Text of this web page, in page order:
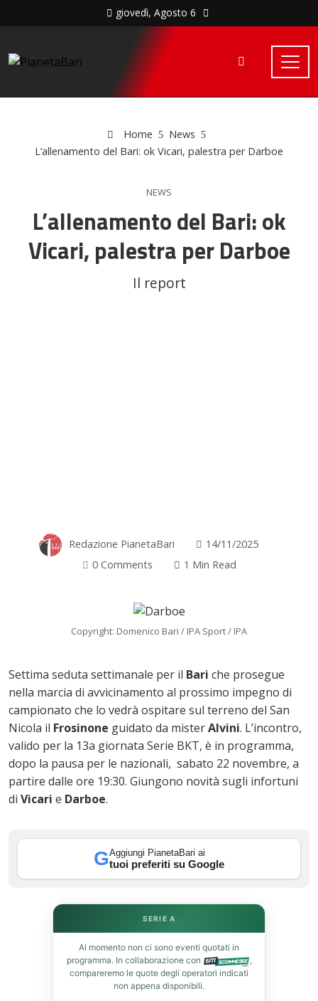
giovedì, Agosto 6
Home
News
L’allenamento del Bari: ok Vicari, palestra per Darboe
NEWS
L’allenamento del Bari: ok
Vicari, palestra per Darboe
Il report
Redazione PianetaBari
14/11/2025
0 Comments
1 Min Read
Copyright: Domenico Bari / IPA Sport / IPA
Settima seduta settimanale per il Bari che prosegue
nella marcia di avvicinamento al prossimo impegno di
campionato che lo vedrà ospitare sul terreno del San
Nicola il Frosinone guidato da misterAlvini. L’incontro,
valido per la 13a giornata Serie BKT, è in programma,
dopo la pausa per le nazionali, sabato 22 novembre, a
partire dalle ore 19:30. Giungono novità sugli infortuni
di Vicari e Darboe.
GAggiungi PianetaBari ai
tuoi preferiti su Google
SERIE A
Al momento non ci sono eventi quotati in
programma. In collaborazione con
,
compareremo le quote degli operatori indicati
non appena disponibili.